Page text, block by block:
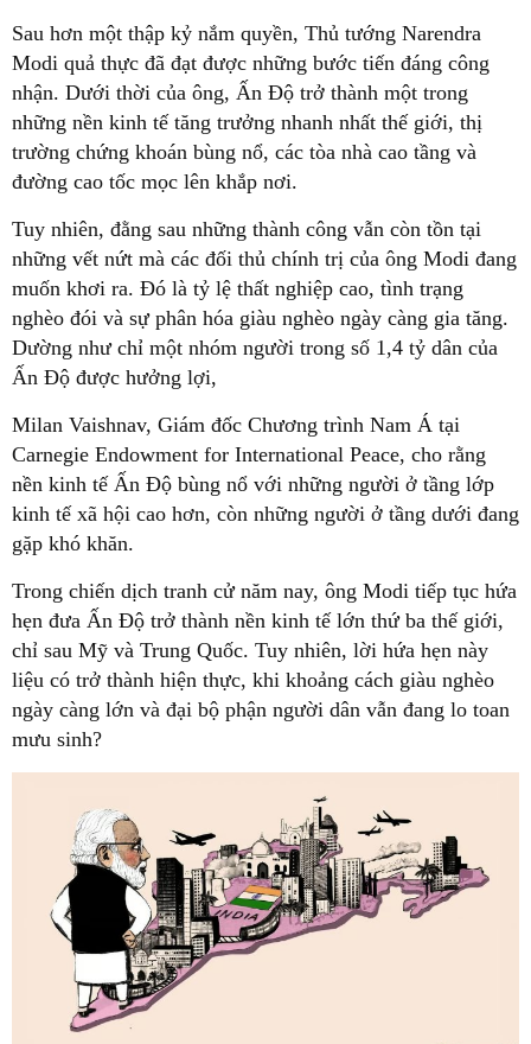
Sau hơn một thập kỷ nắm quyền, Thủ tướng Narendra
Modi quả thực đã đạt được những bước tiến đáng công
nhận. Dưới thời của ông, Ấn Độ trở thành một trong
những nền kinh tế tăng trưởng nhanh nhất thế giới, thị
trường chứng khoán bùng nổ, các tòa nhà cao tầng và
đường cao tốc mọc lên khắp nơi.
Tuy nhiên, đằng sau những thành công vẫn còn tồn tại
những vết nứt mà các đối thủ chính trị của ông Modi đang
muốn khơi ra. Đó là tỷ lệ thất nghiệp cao, tình trạng
nghèo đói và sự phân hóa giàu nghèo ngày càng gia tăng.
Dường như chỉ một nhóm người trong số 1,4 tỷ dân của
Ấn Độ được hưởng lợi,
Milan Vaishnav, Giám đốc Chương trình Nam Á tại
Carnegie Endowment for International Peace, cho rằng
nền kinh tế Ấn Độ bùng nổ với những người ở tầng lớp
kinh tế xã hội cao hơn, còn những người ở tầng dưới đang
gặp khó khăn.
Trong chiến dịch tranh cử năm nay, ông Modi tiếp tục hứa
hẹn đưa Ấn Độ trở thành nền kinh tế lớn thứ ba thế giới,
chỉ sau Mỹ và Trung Quốc. Tuy nhiên, lời hứa hẹn này
liệu có trở thành hiện thực, khi khoảng cách giàu nghèo
ngày càng lớn và đại bộ phận người dân vẫn đang lo toan
mưu sinh?